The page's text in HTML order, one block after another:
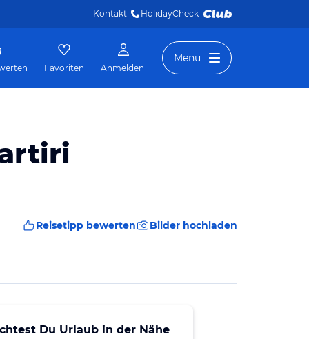
Kontakt HolidayCheck
Favoriten Anmelden
Menü
Reisetipp bewerten Bilder hochladen
Du Urlaub in der Nähe